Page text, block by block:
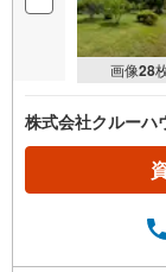
画像28
株式会社クルーハ